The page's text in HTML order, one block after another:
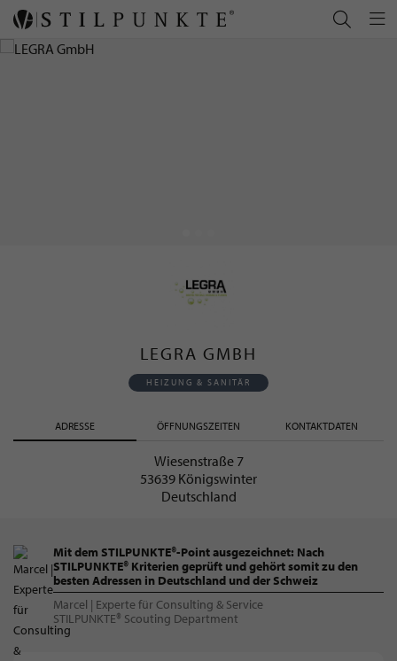
LEGRA GMBH
HEIZUNG & SANITÄR
ADRESSE ÖFFNUNGSZEITEN KONTAKTDATEN
Wiesenstraße 7
53639 Königswinter
Deutschland
Mit dem STILPUNKTE®-Point ausgezeichnet: Nach
STILPUNKTE® Kriterien geprüft und gehört somit zu den
besten Adressen in Deutschland und der Schweiz
Marcel | Experte für Consulting & Service
STILPUNKTE® Scouting Department